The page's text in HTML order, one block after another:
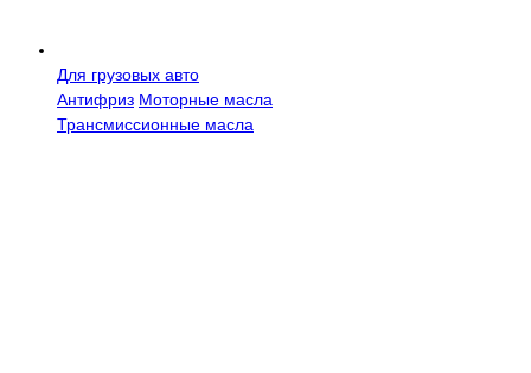
Для грузовых авто
Антифриз Моторные масла
Трансмисcионные масла